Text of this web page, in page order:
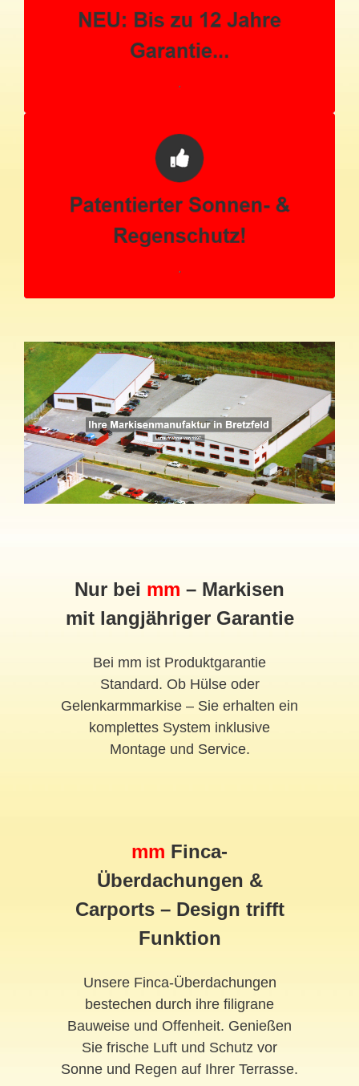
Nur bei mm – Markisen
mit langjähriger Garantie
Bei mm ist Produktgarantie
Standard. Ob Hülse oder
Gelenkarmmarkise – Sie erhalten ein
komplettes System inklusive
Montage und Service.
mm Finca-
Überdachungen &
Carports – Design trifft
Funktion
Unsere Finca-Überdachungen
bestechen durch ihre filigrane
Bauweise und Offenheit. Genießen
Sie frische Luft und Schutz vor
Sonne und Regen auf Ihrer Terrasse.